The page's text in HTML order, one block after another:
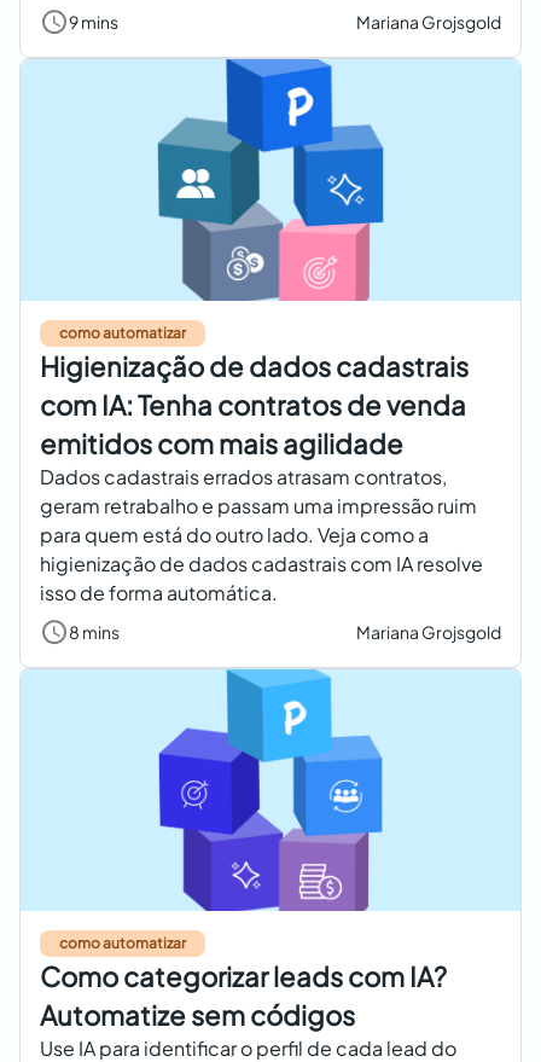
9 mins Mariana Grojsgold
como automatizar
Higienização de dados cadastrais
com IA: Tenha contratos de venda
emitidos com mais agilidade
Dados cadastrais errados atrasam contratos,
geram retrabalho e passam uma impressão ruim
para quem está do outro lado. Veja como a
higienização de dados cadastrais com IA resolve
isso de forma automática.
8 mins Mariana Grojsgold
como automatizar
Como categorizar leads com IA?
Automatize sem códigos
Use IA para identificar o perfil de cada lead do